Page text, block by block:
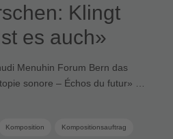
Klingt
es auch»
Menuhin Forum Bern das
sonore – Échos du futur» …
Komposition Kompositionsauftrag